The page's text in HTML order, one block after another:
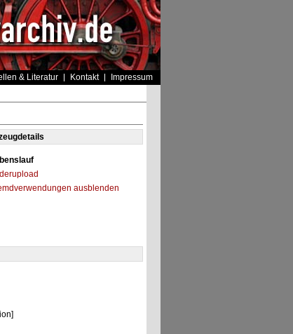
& Literatur Kontakt Impressum
ausblenden